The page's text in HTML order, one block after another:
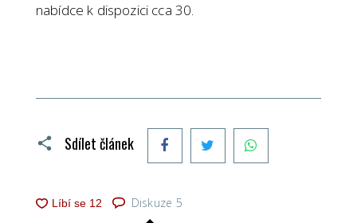
nabídce k dispozici cca 30.
Sdílet článek FacebookTwitter
Diskuze 5